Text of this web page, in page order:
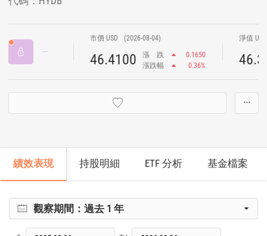
市價 USD (2026-08-04)
46.4100 漲 跌
0.1650
漲跌幅
0.36%
淨值
···
績效表現 持股明細 ETF 分析 基金檔案
觀察期間：過去 1 年